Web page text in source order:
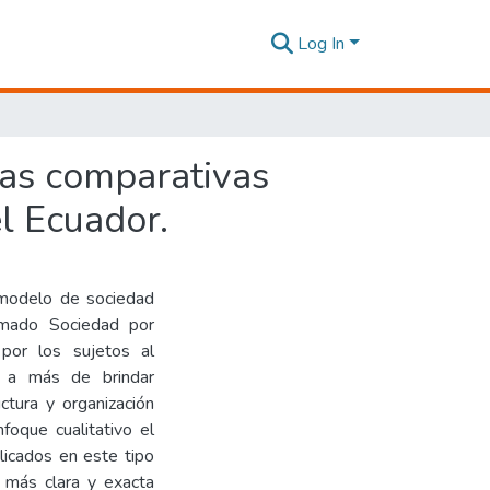
Log In
comparativas
Ecuador.
de sociedad
Sociedad por
por los sujetos al
a más de brindar
y organización
cualitativo el
en este tipo
clara y exacta